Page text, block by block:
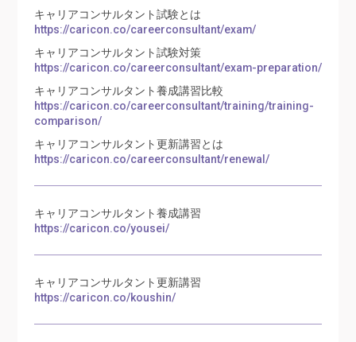
キャリアコンサルタント試験とは
https://caricon.co/careerconsultant/exam/
キャリアコンサルタント試験対策
https://caricon.co/careerconsultant/exam-preparation/
キャリアコンサルタント養成講習比較
https://caricon.co/careerconsultant/training/training-
comparison/
キャリアコンサルタント更新講習とは
https://caricon.co/careerconsultant/renewal/
キャリアコンサルタント養成講習
https://caricon.co/yousei/
キャリアコンサルタント更新講習
https://caricon.co/koushin/